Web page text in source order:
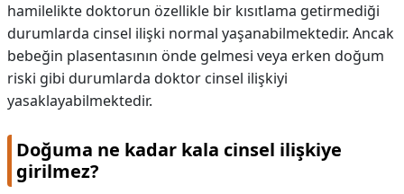
hamilelikte doktorun özellikle bir kısıtlama getirmediği
durumlarda cinsel ilişki normal yaşanabilmektedir. Ancak
bebeğin plasentasının önde gelmesi veya erken doğum
riski gibi durumlarda doktor cinsel ilişkiyi
yasaklayabilmektedir.
Doğuma ne kadar kala cinsel ilişkiye
girilmez?